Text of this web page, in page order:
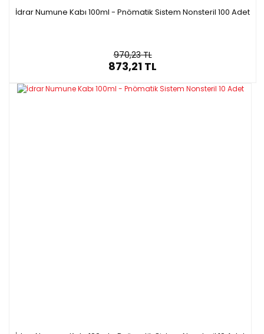
İdrar Numune Kabı 100ml - Pnömatik Sistem Nonsteril 100 Adet
970,23 TL
873,21 TL